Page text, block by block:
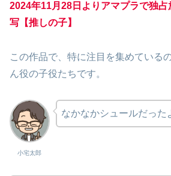
2024年11月 28 日よりアマプラで独
写【推しの子】
この作品で、特に注目を集めている
ん役の子役たちです。
小宅太郎
なかなかシュールだった